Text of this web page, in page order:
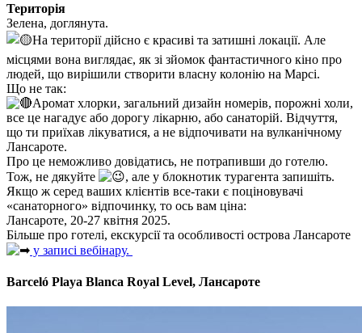
Територія
Зелена, доглянута.
На території дійсно є красиві та затишні локації. Але
місцями вона виглядає, як зі зйомок фантастичного кіно про
людей, що вирішили створити власну колонію на Марсі.
Що не так:
Аромат хлорки, загальний дизайн номерів, порожні холи,
все це нагадує або дорогу лікарню, або санаторій. Відчуття,
що ти приїхав лікуватися, а не відпочивати на вулканічному
Лансароте.
Про це неможливо довідатись, не потрапивши до готелю.
Тож, не дякуйте
, але у блокнотик турагента запишіть.
Якщо ж серед ваших клієнтів все-таки є поціновувачі
«санаторного» відпочинку, то ось вам ціна:
Лансароте, 20-27 квітня 2025.
Більше про готелі, екскурсії та особливості острова Лансароте
у записі вебінару.
Barceló Playa Blanca Royal Level, Лансароте